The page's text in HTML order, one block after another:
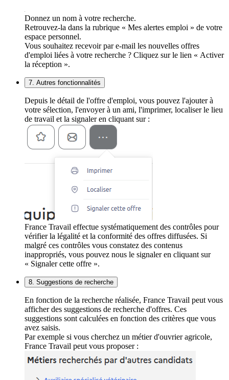
Donnez un nom à votre recherche.
Retrouvez-la dans la rubrique « Mes alertes emploi » de votre
espace personnel.
Vous souhaitez recevoir par e-mail les nouvelles offres
d'emploi liées à votre recherche ? Cliquez sur le lien « Activer
la réception ».
7. Autres fonctionnalités
Depuis le détail de l'offre d'emploi, vous pouvez l'ajouter à
votre sélection, l'envoyer à un ami, l'imprimer, localiser le lieu
de travail et la signaler en cliquant sur :
France Travail effectue systématiquement des contrôles pour
vérifier la légalité et la conformité des offres diffusées. Si
malgré ces contrôles vous constatez des contenus
inappropriés, vous pouvez nous le signaler en cliquant sur
« Signaler cette offre ».
8. Suggestions de recherche
En fonction de la recherche réalisée, France Travail peut vous
afficher des suggestions de recherche d'offres. Ces
suggestions sont calculées en fonction des critères que vous
avez saisis.
Par exemple si vous cherchez un métier d'ouvrier agricole,
France Travail peut vous proposer :